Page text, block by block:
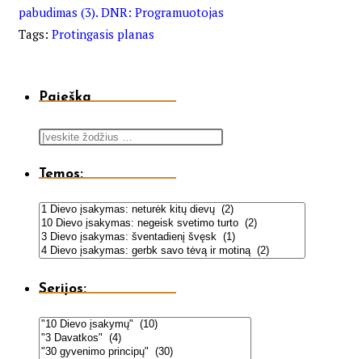
pabudimas (3). DNR: Programuotojas
Tags: Protingasis planas
Paieška
Temos:
Serijos: